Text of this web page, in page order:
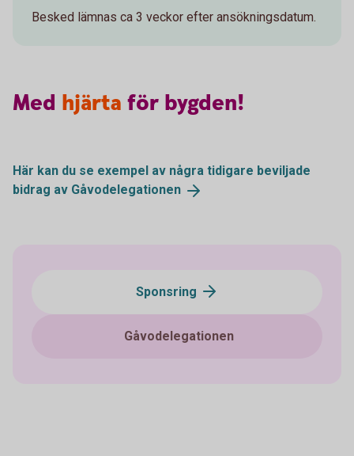
Besked lämnas ca 3 veckor efter ansökningsdatum.
Med hjärta för bygden!
Här kan du se exempel av några tidigare beviljade
bidrag av Gåvodelegationen
Sponsring
Gåvodelegationen